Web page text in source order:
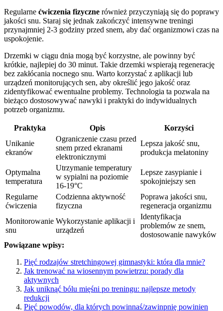
Regularne ćwiczenia fizyczne również przyczyniają się do poprawy
jakości snu. Staraj się jednak zakończyć intensywne treningi
przynajmniej 2-3 godziny przed snem, aby dać organizmowi czas na
uspokojenie.
Drzemki w ciągu dnia mogą być korzystne, ale powinny być
krótkie, najlepiej do 30 minut. Takie drzemki wspierają regenerację
bez zakłócania nocnego snu. Warto korzystać z aplikacji lub
urządzeń monitorujących sen, aby określić jego jakość oraz
zidentyfikować ewentualne problemy. Technologia ta pozwala na
bieżąco dostosowywać nawyki i praktyki do indywidualnych
potrzeb organizmu.
Praktyka Opis
Korzyści
Unikanie
ekranów
Ograniczenie czasu przed
snem przed ekranami
elektronicznymi
Lepsza jakość snu,
produkcja melatoniny
Optymalna
temperatura
Utrzymanie temperatury
w sypialni na poziomie
16-19°C
Lepsze zasypianie i
spokojniejszy sen
Regularne
ćwiczenia
Codzienna aktywność
fizyczna
Poprawa jakości snu,
regeneracja organizmu
Monitorowanie
snu
Wykorzystanie aplikacji i
urządzeń
Identyfikacja
problemów ze snem,
dostosowanie nawyków
Powiązane wpisy:
Pięć rodzajów stretchingowej gimnastyki: która dla mnie?
Jak trenować na wiosennym powietrzu: porady dla
aktywnych
Jak uniknąć bólu mięśni po treningu: najlepsze metody
redukcji
Pięć powodów, dla których powinnaś/zawinpnię powinien